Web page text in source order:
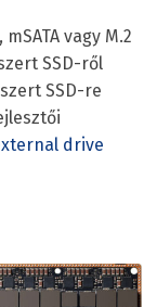
vagy M.2
SSD-ről
SSD-re
drive